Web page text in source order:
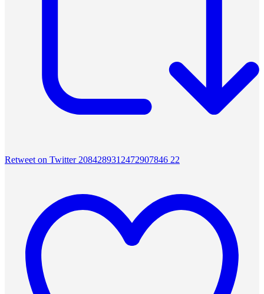
Retweet on Twitter 2084289312472907846 22